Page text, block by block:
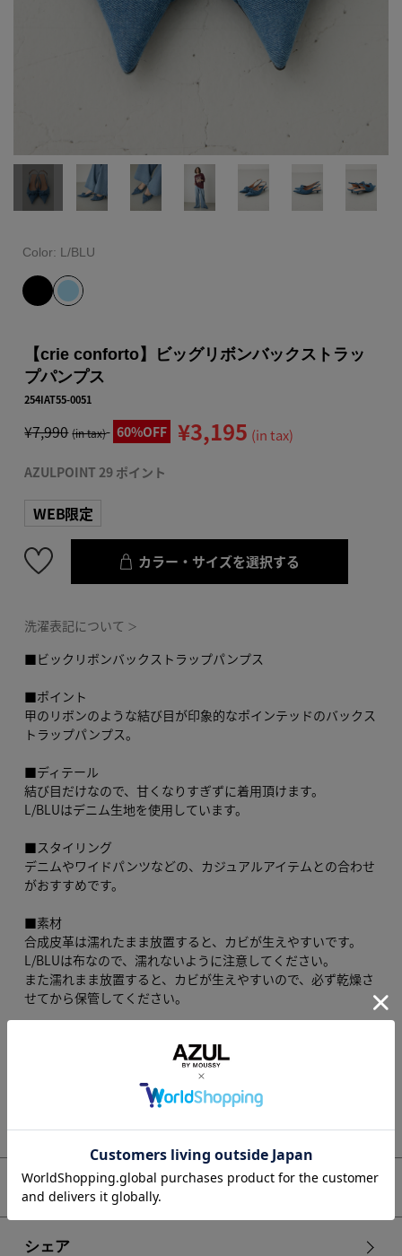
Color: L/BLU
【crie conforto】ビッグリボンバックストラッ
プパンプス
254IAT55-0051
¥7,990 (in tax) 60%OFF ¥3,195 (in tax)
AZULPOINT 29 ポイント
WEB限定
カラー・サイズを選択する
洗濯表記について ＞
■ビックリボンバックストラップパンプス
■ポイント
甲のリボンのような結び目が印象的なポインテッドのバックス
トラップパンプス。
■ディテール
結び目だけなので、甘くなりすぎずに着用頂けます。
L/BLUはデニム生地を使用しています。
■スタイリング
デニムやワイドパンツなどの、カジュアルアイテムとの合わせ
がおすすめです。
■素材
合成皮革は濡れたまま放置すると、カビが生えやすいです。
L/BLUは布なので、濡れないように注意してください。
また濡れまま放置すると、カビが生えやすいので、必ず乾燥さ
せてから保管してください。
※画像の商品はサンプルです。実際の商品と仕様、加工が若干
異なる場合があります。
※画像の商品は光の照射や角度、お使いのモニター環境によ
り、実物と色味が異なる場合がございます。
※着用、お取り扱いの際は、アテンションタグをご確認くださ
い。
アイテムサイズ
シェア